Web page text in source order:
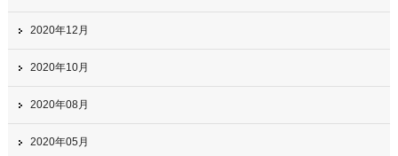
2020年12月
2020年10月
2020年08月
2020年05月